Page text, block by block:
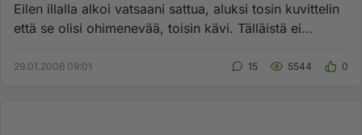
Eilen illalla alkoi vatsaani sattua, aluksi tosin kuvittelin
että se olisi ohimenevää, toisin kävi. Tälläistä ei
29.01.2006 09:01 15 5544 0